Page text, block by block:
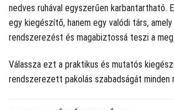
nedves ruhával egyszerűen karbantartható.
egy kiegészítő, hanem egy valódi társ,
rendszerezést és magabiztossá teszi a
Válassza ezt a praktikus és mutatós
rendszerezett pakolás szabadságát minden